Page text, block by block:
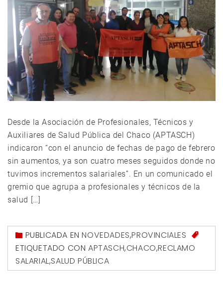
Desde la Asociación de Profesionales, Técnicos y
Auxiliares de Salud Pública del Chaco (APTASCH)
indicaron “con el anuncio de fechas de pago de febrero
sin aumentos, ya son cuatro meses seguidos donde no
tuvimos incrementos salariales”. En un comunicado el
gremio que agrupa a profesionales y técnicos de la
salud […]
PUBLICADA ENNOVEDADES,PROVINCIALES
ETIQUETADO CON APTASCH,CHACO,RECLAMO
SALARIAL,SALUD PÚBLICA